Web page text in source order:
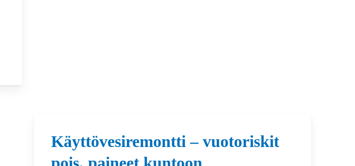
Käyttövesiremontti – vuotoriskit